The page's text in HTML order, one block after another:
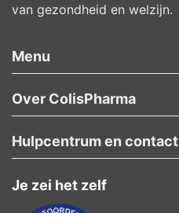
van gezondheid en welzijn.
Menu
Over ColisPharma
Je zei het zelf
Hulpcentrum en contact